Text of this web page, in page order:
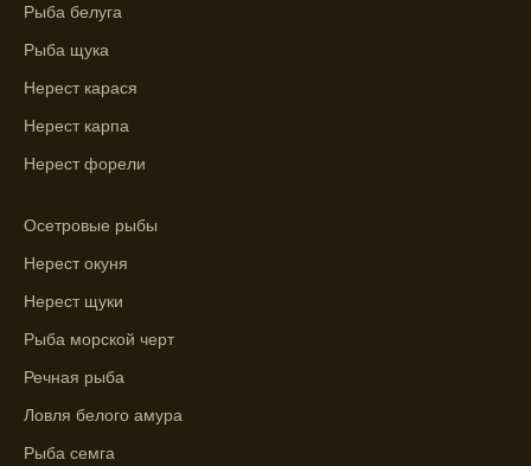
График клева рыбы зависит от фаз луны и
погоды.
Выберите лучшее время для рыбной
ловли в разных водоемах, опираясь на
температуры воды учитывается в прогнозе
Лучше всего ловить рыбу в период
как указывает прогноз клева.
представление о том, когда и где клюет
рыба.
Рыба белуга
Рыба щука
Нерест карася
Нерест карпа
Нерест форели
Осетровые рыбы
Нерест окуня
Нерест щуки
Рыба морской черт
Речная рыба
Ловля белого амура
Рыба семга